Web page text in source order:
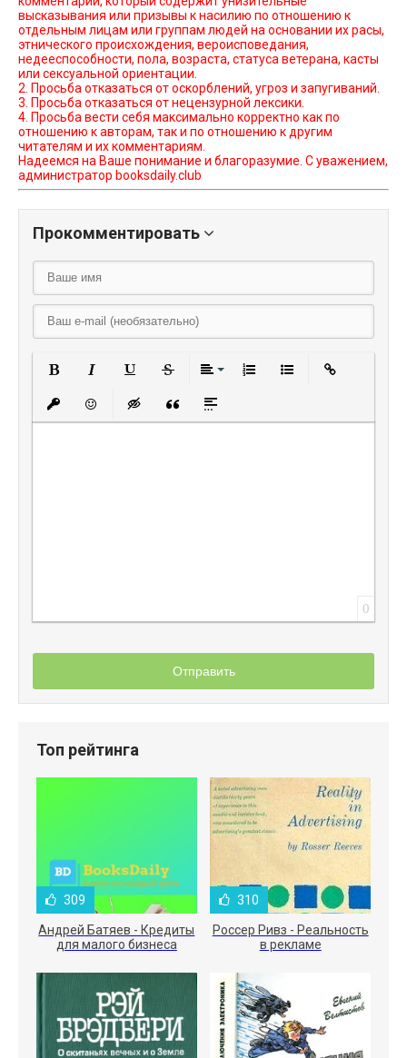
высказывания или призывы к насилию по отношению к
отдельным лицам или группам людей на основании их расы,
этнического происхождения, вероисповедания,
недееспособности, пола, возраста, статуса ветерана, касты
или сексуальной ориентации.
2. Просьба отказаться от оскорблений, угроз и запугиваний.
3. Просьба отказаться от нецензурной лексики.
4. Просьба вести себя максимально корректно как по
отношению к авторам, так и по отношению к другим
читателям и их комментариям.
Надеемся на Ваше понимание и благоразумие. С уважением,
администратор booksdaily.club
Прокомментировать
Вставить защищенную ссылку
Вставить смайлик
Вставка скрытого текста
Вставка цитаты
Вставка спойлера
0
Отправить
Топ рейтинга
309
Андрей Батяев - Кредиты
для малого бизнеса
310
Россер Ривз - Реальность
в рекламе